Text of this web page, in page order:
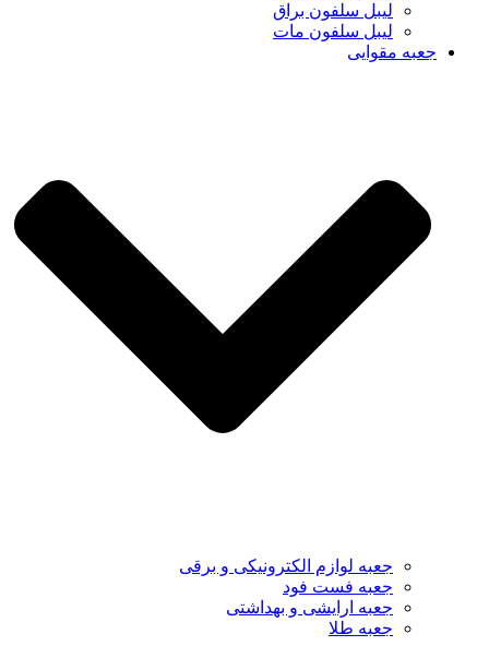
لیبل سلفون براق
لیبل سلفون مات
جعبه مقوایی
جعبه لوازم الکترونیکی و برقی
جعبه فست فود
جعبه ارایشی و بهداشتی
جعبه طلا